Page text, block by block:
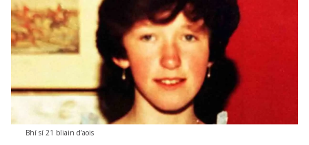
Bhí sí 21 bliain d’aois